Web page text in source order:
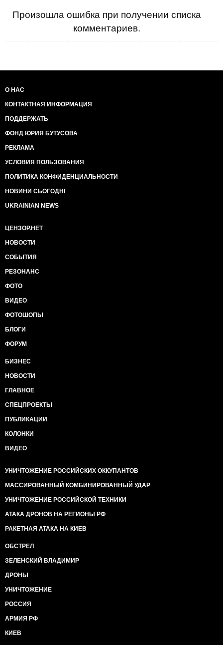
Произошла ошибка при получении списка
комментариев.
О НАС
КОНТАКТНАЯ ИНФОРМАЦИЯ
ПОДДЕРЖАТЬ
ФОНД ЮРИЯ БУТУСОВА
РЕКЛАМА
УСЛОВИЯ ПОЛЬЗОВАНИЯ
ПОЛИТИКА КОНФИДЕНЦИАЛЬНОСТИ
НОВИНИ СЬОГОДНІ
UKRAINIAN NEWS
ЦЕНЗОР.НЕТ
НОВОСТИ
СОБЫТИЯ
РЕЗОНАНС
ФОТО
ВИДЕО
ФОТОШОПЫ
БЛОГИ
ФОРУМ
БИЗНЕС
НОВОСТИ
ГЛАВНОЕ
СПЕЦПРОЕКТЫ
ПУБЛИКАЦИИ
КОЛОНКИ
ВИДЕО
УНИЧТОЖЕНИЕ РОССИЙСКИХ ОККУПАНТОВ
МАССИРОВАННЫЙ КОМБИНИРОВАННЫЙ УДАР
УНИЧТОЖЕНИЕ РОССИЙСКОЙ ТЕХНИКИ
АТАКА ДРОНОВ НА РЕГИОНЫ РФ
РАКЕТНАЯ АТАКА НА КИЕВ
ОБСТРЕЛ
ЗЕЛЕНСКИЙ ВЛАДИМИР
ДРОНЫ
УНИЧТОЖЕНИЕ
РОССИЯ
АРМИЯ РФ
КИЕВ